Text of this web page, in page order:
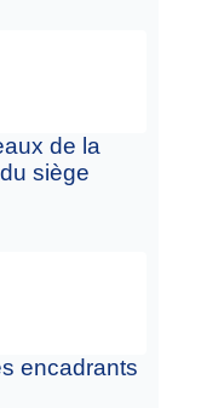
de la
siège
encadrants